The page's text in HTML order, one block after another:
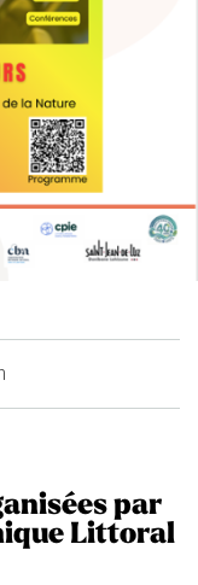
par
Littoral